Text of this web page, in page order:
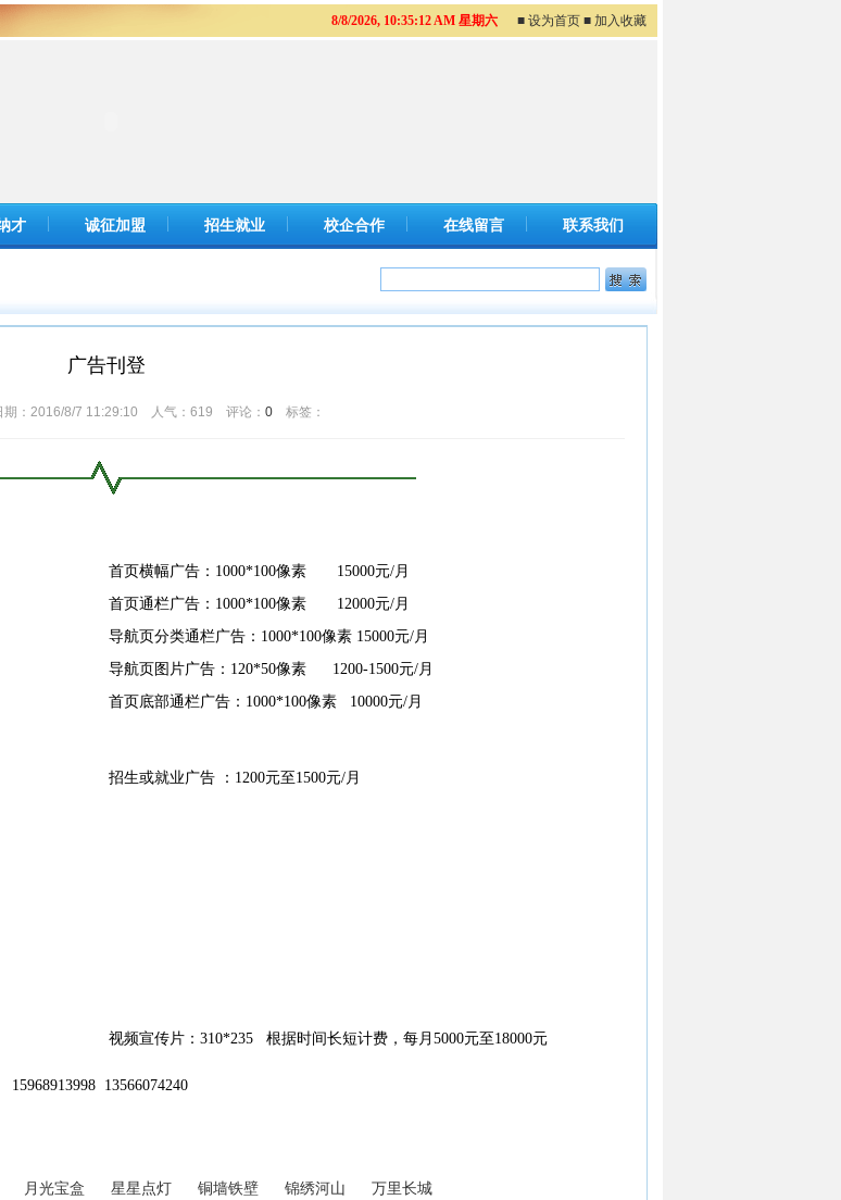
8/8/2026, 10:35:13 AM 星期六 ■ 设为首页 ■ 加入收藏
才 诚征加盟 招生就业 校企合作 在线留言 联系我们
广告刊登
：2016/8/7 11:29:10 人气： 619 评论： 0 标签：
首页横幅广告：1000*100像素 15000元/月
首页通栏广告：1000*100像素 12000元/月
导航页分类通栏广告：1000*100像素 15000元/月
导航页图片广告：120*50像素 1200-1500元/月
首页底部通栏广告：1000*100像素 10000元/月
招生或就业广告 ：1200元至1500元/月
视频宣传片：310*235 根据时间长短计费，每月5000元至18000元
13566074240
月光宝盒 星星点灯 铜墙铁壁 锦绣河山 万里长城